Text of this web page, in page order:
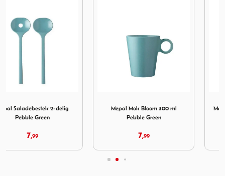
Mepal Mok Bloom 300 ml
Pebble Green
Mepal Diep Bord Bloom 220 mm
Pebble Green